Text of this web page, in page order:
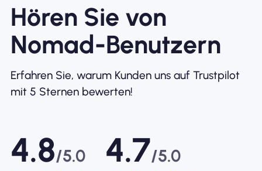
Hören Sie von
Nomad-Benutzern
Erfahren Sie, warum Kunden uns auf Trustpilot
mit 5 Sternen bewerten!
4.8/5.0 4.7/5.0